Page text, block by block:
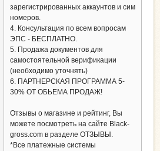
зарегистрированных аккаунтов и сим
номеров.
4. Консультация по всем вопросам
ЭПС - БЕСПЛАТНО.
5. Продажа документов для
самостоятельной верификации
(необходимо уточнять)
6. ПАРТНЕРСКАЯ ПРОГРАММА 5-
30% ОТ ОБЬЕМА ПРОДАЖ!
Отзывы о магазине и рейтинг, Вы
можете посмотреть на сайте Black-
gross.com в разделе ОТЗЫВЫ.
*Все платежные системы